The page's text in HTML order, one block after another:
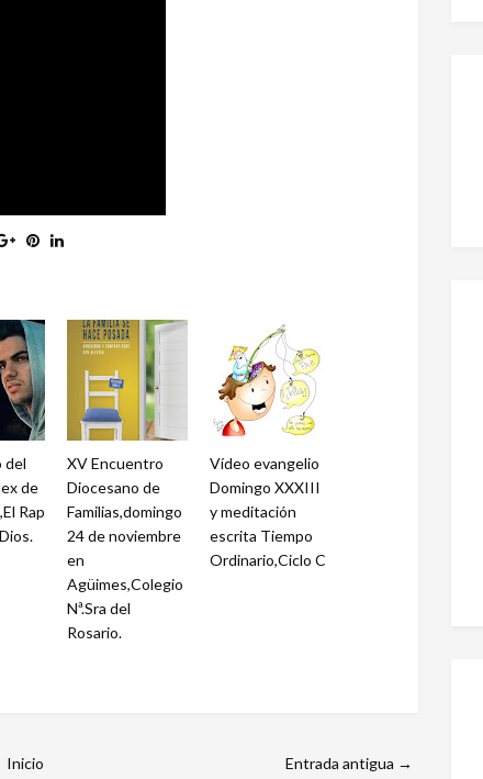
del
de
Rap
XV Encuentro
Diocesano de
Familias,domingo
24 de noviembre
en
Agüimes,Colegio
Nª.Sra del
Rosario.
Vídeo evangelio
Domingo XXXIII
y meditación
escrita Tiempo
Ordinario,Ciclo C
Entrada antigua →
Inicio